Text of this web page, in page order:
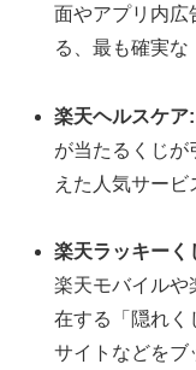
面やアプリ内広
る、最も確実な
楽天ヘルスケア:
が当たるくじが
えた人気サービ
楽天ラッキーく
楽天モバイルや
在する「隠れく
サイトなどをブ